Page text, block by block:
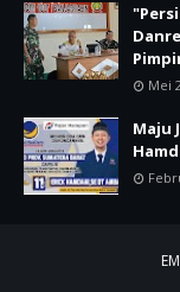
Mei
Maju